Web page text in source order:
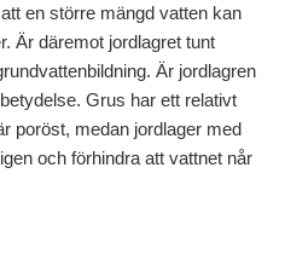
en större mängd vatten kan
Är däremot jordlagret tunt
Är jordlagren
Grus har ett relativt
poröst, medan jordlager med
och förhindra att vattnet når